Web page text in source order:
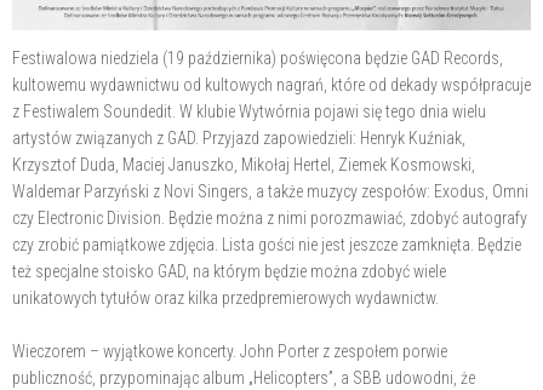
Festiwalowa niedziela (19 października) poświęcona będzie GAD Records,
kultowemu wydawnictwu od kultowych nagrań, które od dekady współpracuje
z Festiwalem Soundedit. W klubie Wytwórnia pojawi się tego dnia wielu
artystów związanych z GAD. Przyjazd zapowiedzieli: Henryk Kuźniak,
Krzysztof Duda, Maciej Januszko, Mikołaj Hertel, Ziemek Kosmowski,
Waldemar Parzyński z Novi Singers, a także muzycy zespołów: Exodus, Omni
czy Electronic Division. Będzie można z nimi porozmawiać, zdobyć autografy
czy zrobić pamiątkowe zdjęcia. Lista gości nie jest jeszcze zamknięta. Będzie
też specjalne stoisko GAD, na którym będzie można zdobyć wiele
unikatowych tytułów oraz kilka przedpremierowych wydawnictw.
Wieczorem – wyjątkowe koncerty. John Porter z zespołem porwie
publiczność, przypominając album „Helicopters”, a SBB udowodni, że